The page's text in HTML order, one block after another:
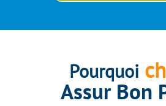
Pourquoi
Assur Bon